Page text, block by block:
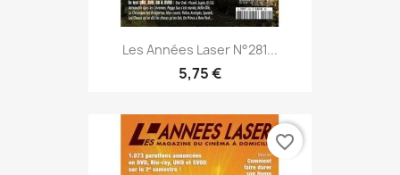
Les Années Laser N°281...
5,75 €
favorite_border